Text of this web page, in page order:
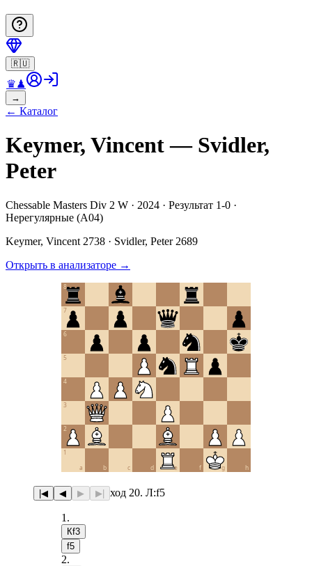
🇷🇺
♛♟
→
← Каталог
Keymer, Vincent — Svidler,
Peter
Chessable Masters Div 2 W · 2024 · Результат 1-0 ·
Нерегулярные (A04)
Keymer, Vincent 2738 · Svidler, Peter 2689
Открыть в анализаторе →
a b c d e f g h
1
2
3
4
5
6
7
8
|◀ ◀ ▶ ▶| ход 20. Л:f5
1 .
Кf3
f5
2.